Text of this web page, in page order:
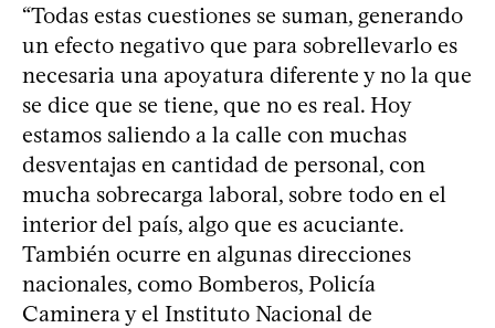
“Todas estas cuestiones se suman, generando
un efecto negativo que para sobrellevarlo es
necesaria una apoyatura diferente y no la que
se dice que se tiene, que no es real. Hoy
estamos saliendo a la calle con muchas
desventajas en cantidad de personal, con
mucha sobrecarga laboral, sobre todo en el
interior del país, algo que es acuciante.
También ocurre en algunas direcciones
nacionales, como Bomberos, Policía
Caminera y el Instituto Nacional de